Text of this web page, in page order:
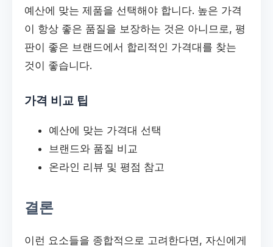
예산에 맞는 제품을 선택해야 합니다. 높은 가격
이 항상 좋은 품질을 보장하는 것은 아니므로, 평
판이 좋은 브랜드에서 합리적인 가격대를 찾는
것이 좋습니다.
가격 비교 팁
예산에 맞는 가격대 선택
브랜드와 품질 비교
온라인 리뷰 및 평점 참고
결론
이런 요소들을 종합적으로 고려한다면, 자신에게